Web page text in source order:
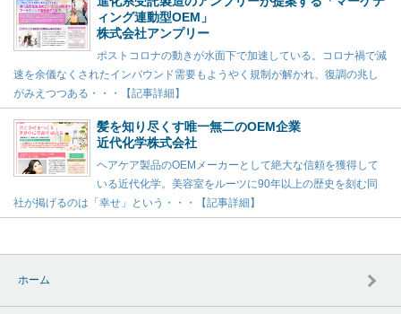
ィング連動型OEM」
株式会社アンプリー
ポストコロナの動きが水面下で加速している。コロナ禍で減
速を余儀なくされたインバウンド需要もようやく規制が解かれ、復調の兆し
がみえつつある・・・【記事詳細】
髪を知り尽くす唯一無二のOEM企業
近代化学株式会社
ヘアケア製品のOEMメーカーとして絶大な信頼を獲得して
いる近代化学。美容室をルーツに90年以上の歴史を刻む同
社が掲げるのは「幸せ」という・・・【記事詳細】
ホーム